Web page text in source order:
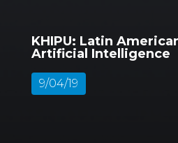
KHIPU: Latin
Artificial Intelligence
9/04/19